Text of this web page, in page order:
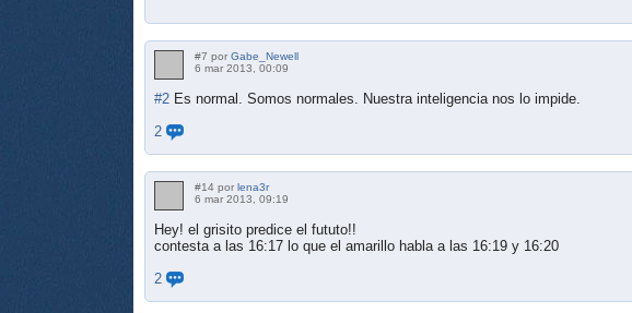
#7 por Gabe_Newell
6 mar 2013, 00:09
#2 Es normal. Somos normales. Nuestra inteligencia nos lo impide.
2
#14 por lena3r
6 mar 2013, 09:19
Hey! el grisito predice el fututo!!
contesta a las 16:17 lo que el amarillo habla a las 16:19 y 16:20
2